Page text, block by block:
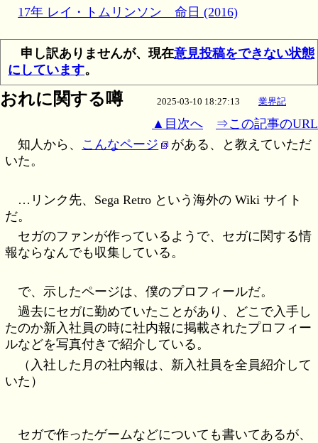
17年 レイ・トムリンソン 命日 (2016)
申し訳ありませんが、現在意見投稿をできない状態
にしています。
おれに関する噂 2025-03-10 18:27:13 業界記
▲目次へ
⇒この記事のURL
知人から、 こんなページ
がある、と教えていただ
いた。
…リンク先、Sega Retro という海外の Wiki サイト
だ。
セガのファンが作っているようで、セガに関する情
報ならなんでも収集している。
で、示したページは、僕のプロフィールだ。
過去にセガに勤めていたことがあり、どこで入手し
たのか新入社員の時に社内報に掲載されたプロフィー
ルなどを写真付きで紹介している。
（入社した月の社内報は、新入社員を全員紹介して
いた）
セガで作ったゲームなどについても書いてあるが、